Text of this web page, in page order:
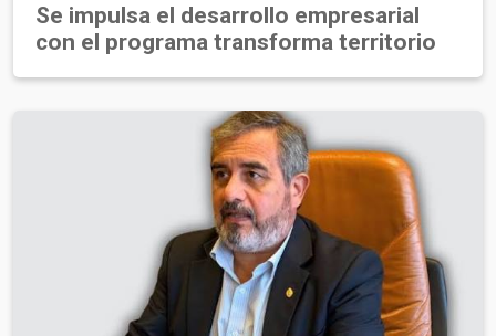
Se impulsa el desarrollo empresarial
con el programa transforma territorio